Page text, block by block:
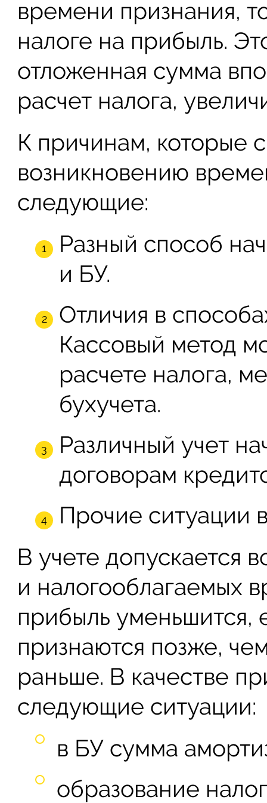
времени признания,
налоге на прибыль.
отложенная сумма
расчет налога,
К причинам, которые
возникновению
следующие:
Разный способ
и БУ.
Отличия в
Кассовый метод
расчете налога,
бухучета.
Различный учет
договорам
Прочие ситуации
В учете допускается
и налогооблагаемых
прибыль уменьшится,
признаются позже,
раньше. В качестве
следующие ситуации:
в БУ сумма
образование